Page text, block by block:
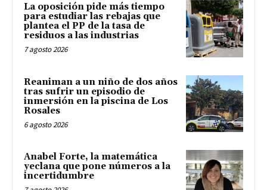
La oposición pide más tiempo
para estudiar las rebajas que
plantea el PP de la tasa de
residuos a las industrias
7 agosto 2026
Reaniman a un niño de dos años
tras sufrir un episodio de
inmersión en la piscina de Los
Rosales
6 agosto 2026
Anabel Forte, la matemática
yeclana que pone números a la
incertidumbre